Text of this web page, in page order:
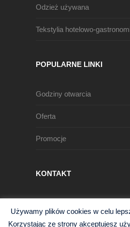
Odzież używana
Tekstylia hotelowo-
POPULARNE LINKI
Godziny otwarcia
Oferta
Promocje
KONTAKT
68-200 Żary, Polska
Używamy plików cookies w celu
Korzystając ze strony akceptujesz